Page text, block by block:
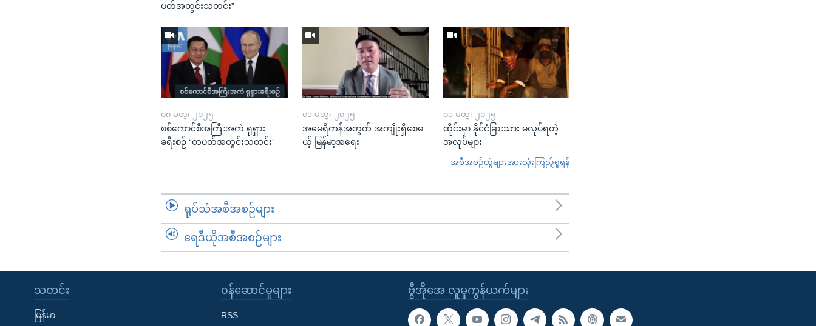
ပတ်အတွင်းသတင်း”
၀၈ မတ္၊ ၂၀၂၅
စစ်ကောင်စီအကြီးအကဲ ရုရှား
ခရီးစဉ် “တပတ်အတွင်းသတင်း”
၀၁ မတ္၊ ၂၀၂၅
အမေရိကန်အတွက် အကျိုးရှိစေမ
ယ့် မြန်မာ့အရေး
၀၁ မတ္၊ ၂၀၂၅
ထိုင်းမှာ နိုင်ငံခြားသား မလုပ်ရတဲ့
အလုပ်များ
အစီအစဉ်တွဲများအားလုံးကြည့်ရှုရန်
ရုပ်သံအစီအစဉ်များ
ရေဒီယိုအစီအစဉ်များ
ဗွီအိုအေ လူမှုကွန်ယက်များ
သတင်း
မြန်မာ
၀န်ဆောင်မှုများ
RSS